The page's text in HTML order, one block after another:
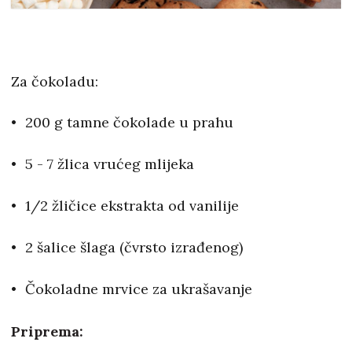
Za čokoladu:
200 g tamne čokolade u prahu
5 - 7 žlica vrućeg mlijeka
1/2 žličice ekstrakta od vanilije
2 šalice šlaga (čvrsto izrađenog)
Čokoladne mrvice za ukrašavanje
Priprema: